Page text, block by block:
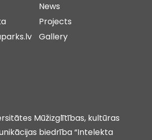
News
Projects
Gallery
Mūžizglītības, kultūras
biedrība “Intelekta